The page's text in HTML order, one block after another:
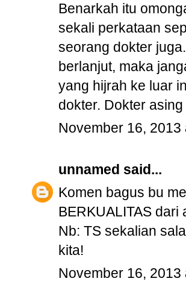
Benarkah itu
sekali perkataan
seorang dokter
berlanjut, maka
yang hijrah ke luar
dokter. Dokter
November 16, 2013
unnamed said...
Komen bagus bu
BERKUALITAS dari
Nb: TS sekalian
kita!
November 16, 2013